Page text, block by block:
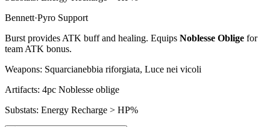
Bennett·Pyro Support
Burst provides ATK buff and healing. Equips Noblesse Oblige for
team ATK bonus.
Weapons: Squarcianebbia riforgiata, Luce nei vicoli
Artifacts: 4pc Noblesse oblige
Substats: Energy Recharge > HP%